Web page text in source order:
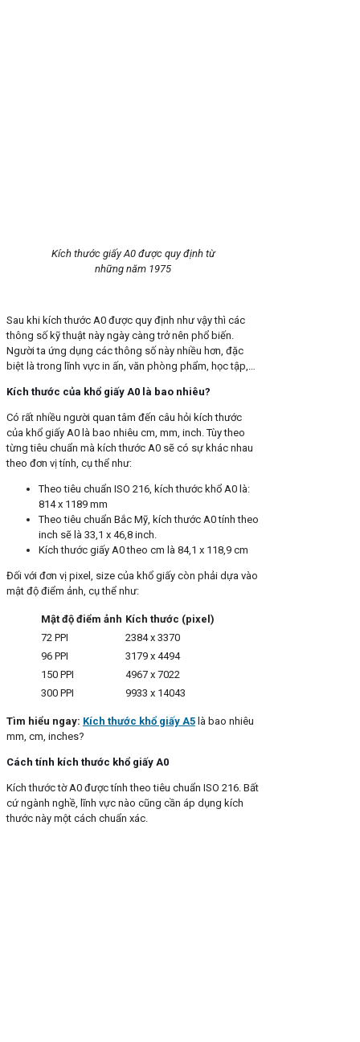
Kích thước giấy A0 được quy định từ
những năm 1975
Sau khi kích thước A0 được quy định như vậy thì các
thông số kỹ thuật này ngày càng trở nên phổ biến.
Người ta ứng dụng các thông số này nhiều hơn, đặc
biệt là trong lĩnh vực in ấn, văn phòng phẩm, học tập,…
Kích thước của khổ giấy A0 là bao nhiêu?
Có rất nhiều người quan tâm đến câu hỏi kích thước
của khổ giấy A0 là bao nhiêu cm, mm, inch. Tùy theo
từng tiêu chuẩn mà kích thước A0 sẽ có sự khác nhau
theo đơn vị tính, cụ thể như:
Theo tiêu chuẩn ISO 216, kích thước khổ A0 là:
814 x 1189 mm
Theo tiêu chuẩn Bắc Mỹ, kích thước A0 tính theo
inch sẽ là 33,1 x 46,8 inch.
Kích thước giấy A0 theo cm là 84,1 x 118,9 cm
Đối với đơn vị pixel, size của khổ giấy còn phải dựa vào
mật độ điểm ảnh, cụ thể như:
Mật độ điểm ảnh Kích thước (pixel)
72 PPI
2384 x 3370
96 PPI
3179 x 4494
150 PPI
4967 x 7022
300 PPI
9933 x 14043
Tìm hiểu ngay: Kích thước khổ giấy A5 là bao nhiêu
mm, cm, inches?
Cách tính kích thước khổ giấy A0
Kích thước tờ A0 được tính theo tiêu chuẩn ISO 216. Bất
cứ ngành nghề, lĩnh vực nào cũng cần áp dụng kích
thước này một cách chuẩn xác.